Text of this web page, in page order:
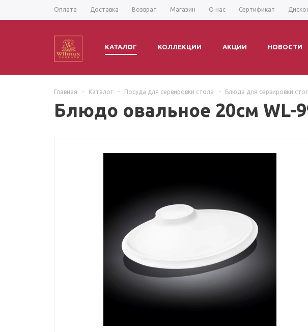
Оплата Доставка Возврат Магазин О нас Сертификат
КАТАЛОГ КОЛЛЕКЦИИ АКЦИИ НОВОСТИ
Главная - Каталог - Посуда для сервировки стола - Блюда для сервировки
Блюдо овальное 20см WL-